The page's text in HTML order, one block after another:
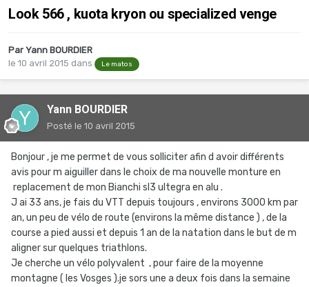
Look 566 , kuota kryon ou specialized venge
Par Yann BOURDIER
le 10 avril 2015 dans Le matos
Yann BOURDIER
Posté le 10 avril 2015
Bonjour , je me permet de vous solliciter afin d avoir différents
avis pour m aiguiller dans le choix de ma nouvelle monture en
replacement de mon Bianchi sl3 ultegra en alu .
J ai 33 ans, je fais du VTT depuis toujours , environs 3000 km par
an, un peu de vélo de route (environs la même distance ) , de la
course a pied aussi et depuis 1 an de la natation dans le but de m
aligner sur quelques triathlons.
Je cherche un vélo polyvalent , pour faire de la moyenne
montagne ( les Vosges ).je sors une a deux fois dans la semaine